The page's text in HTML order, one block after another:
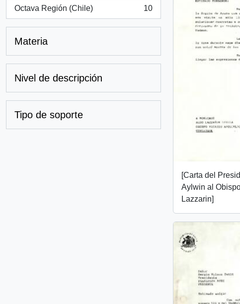
Octava Región (Chile)
, 10 resultados
10
Materia
Nivel de descripción
Tipo de soporte
[Carta del
Aylwin al
Lazzarin]